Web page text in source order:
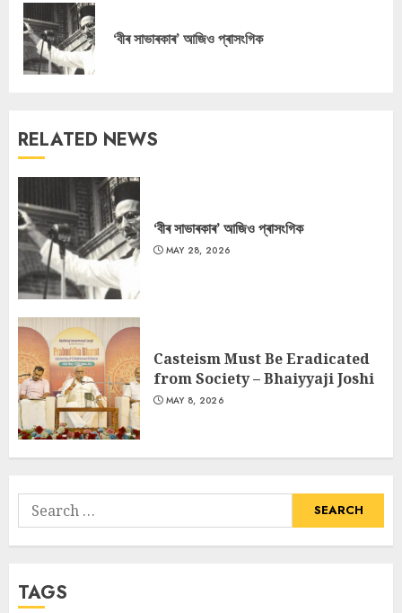
Reading
‘বীৰ সাভাৰকাৰ’ আজিও প্ৰাসংগিক
RELATED NEWS
‘বীৰ সাভাৰকাৰ’ আজিও প্ৰাসংগিক
MAY 28, 2026
Casteism Must Be Eradicated
from Society – Bhaiyyaji Joshi
MAY 8, 2026
Search
for:
TAGS